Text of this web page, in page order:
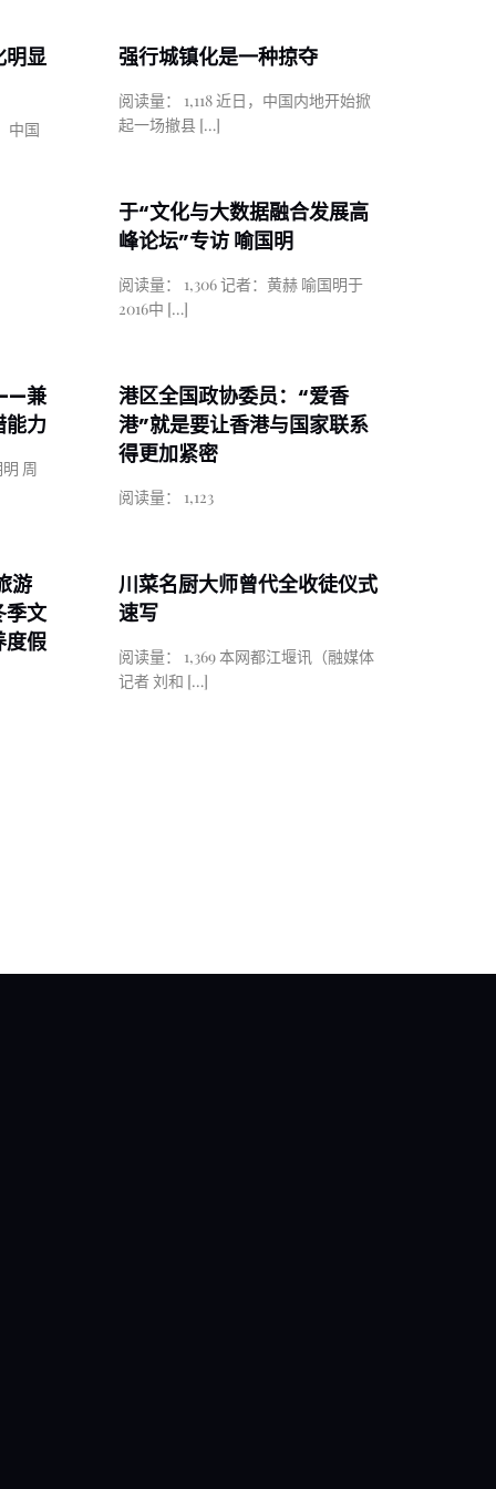
明显
中国
强行城镇化是一种掠夺
阅读量： 1,118 近日，中国内地开始掀
起一场撤县[…]
于“文化与大数据融合发展高
峰论坛”专访 喻国明
阅读量： 1,306 记者：黄赫 喻国明于
2016中 […]
兼
能力
周
港区全国政协委员：“爱香
港”就是要让香港与国家联系
得更加紧密
阅读量： 1,123
游
季文
度假
川菜名厨大师曾代全收徒仪式
速写
阅读量： 1,369 本网都江堰讯（融媒体
记者 刘和 […]